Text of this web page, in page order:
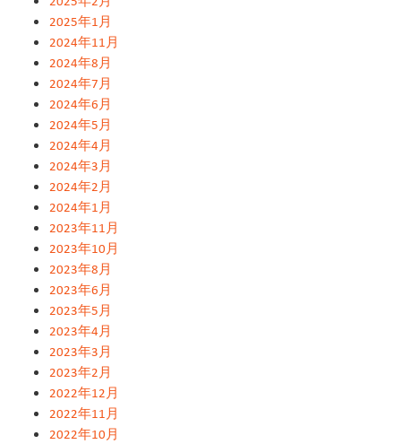
2025年1月
2024年11月
2024年8月
2024年7月
2024年6月
2024年5月
2024年4月
2024年3月
2024年2月
2024年1月
2023年11月
2023年10月
2023年8月
2023年6月
2023年5月
2023年4月
2023年3月
2023年2月
2022年12月
2022年11月
2022年10月